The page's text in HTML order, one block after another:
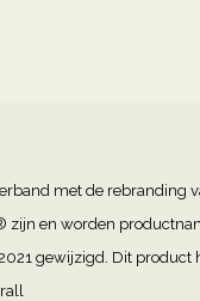
met de rebranding
zijn en worden
gewijzigd. Dit product